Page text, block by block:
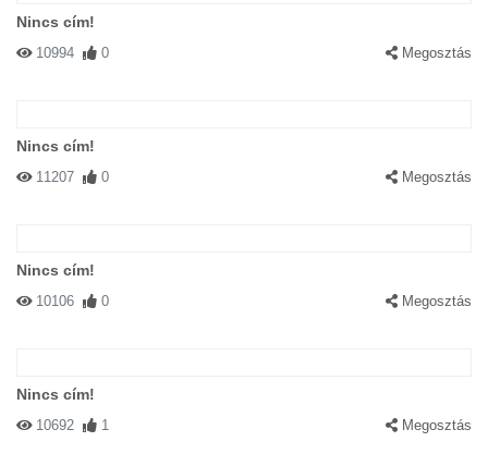
Nincs cím!
10994 0 Megosztás
Nincs cím!
11207 0 Megosztás
Nincs cím!
10106 0 Megosztás
Nincs cím!
10692 1 Megosztás